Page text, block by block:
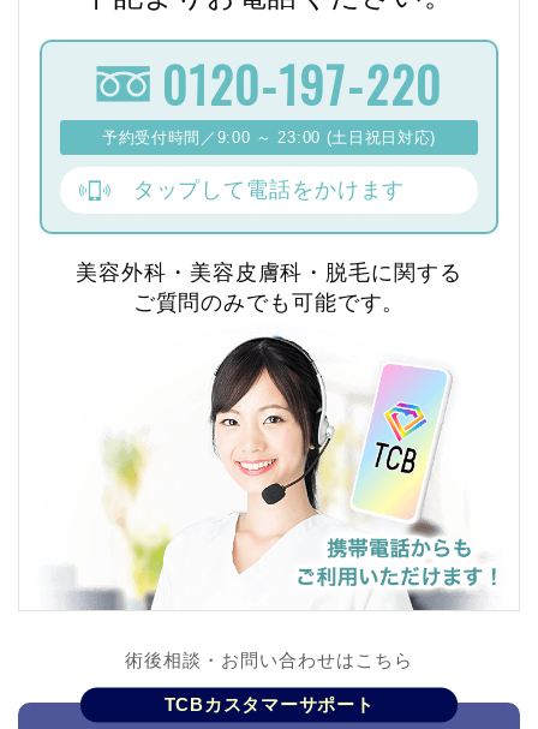
0120-197-220
予約受付時間／9:00 ～ 23:00 (土日祝日対応)
タップして電話をかけます
美容外科・美容皮膚科・脱毛に関する
ご質問のみでも可能です。
術後相談・お問い合わせはこちら
TCBカスタマーサポート